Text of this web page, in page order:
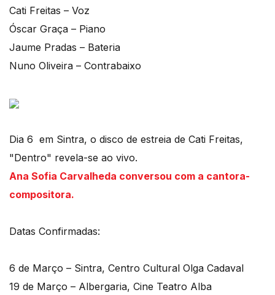
Cati Freitas – Voz
Óscar Graça – Piano
Jaume Pradas – Bateria
Nuno Oliveira – Contrabaixo
Dia 6 em Sintra, o disco de estreia de Cati Freitas,
"Dentro" revela-se ao vivo.
Ana Sofia Carvalheda conversou com a cantora-
compositora.
Datas Confirmadas:
6 de Março – Sintra, Centro Cultural Olga Cadaval
19 de Março – Albergaria, Cine Teatro Alba